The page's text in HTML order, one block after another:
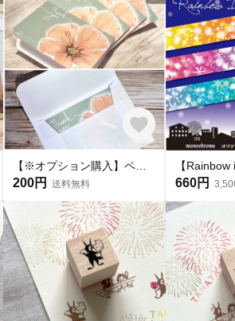
200円 送料無料 660円